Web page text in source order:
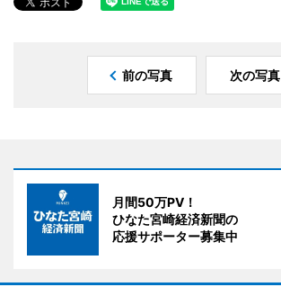
前の写真 次の写真
月間50万PV！
ひなた宮崎経済新聞の
応援サポーター募集中